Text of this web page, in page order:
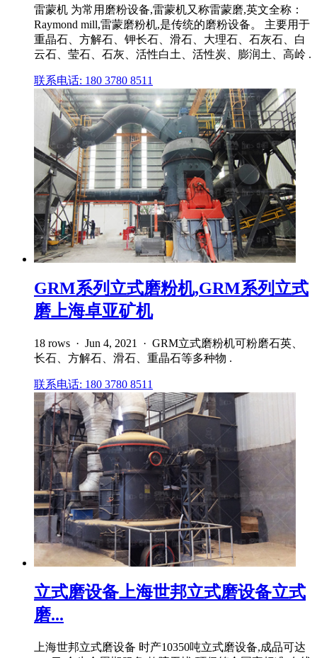
雷蒙机 为常用磨粉设备,雷蒙机又称雷蒙磨,英文全称：
Raymond mill,雷蒙磨粉机,是传统的磨粉设备。 主要用于
重晶石、方解石、钾长石、滑石、大理石、石灰石、白
云石、莹石、石灰、活性白土、活性炭、膨润土、高岭 .
联系电话: 180 3780 8511
GRM系列立式磨粉机,GRM系列立式
磨上海卓亚矿机
18 rows · Jun 4, 2021 · GRM立式磨粉机可粉磨石英、
长石、方解石、滑石、重晶石等多种物 .
联系电话: 180 3780 8511
立式磨设备上海世邦立式磨设备立式
磨...
上海世邦立式磨设备 时产10350吨立式磨设备,成品可达